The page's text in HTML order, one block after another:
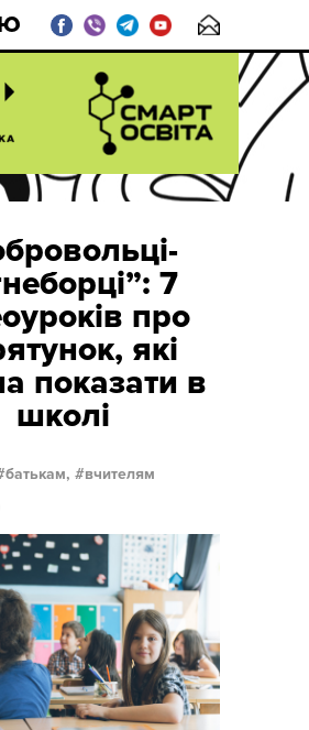
7
про
які
показати в
школі
батькам,
вчителям